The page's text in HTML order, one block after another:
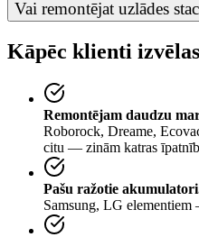
Vai remontējat uzlādes
Kāpēc klienti
Remontējam daudzu
Roborock, Dreame,
citu — zinām katras
Pašu ražotie
Samsung, LG